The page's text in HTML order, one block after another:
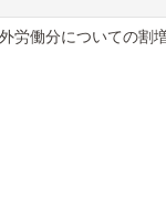
労働分についての割